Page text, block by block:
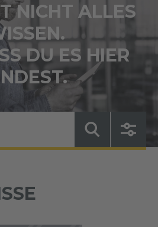
NICHT ALLES
DU ES HIER